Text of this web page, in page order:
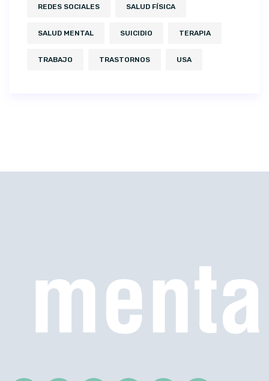
REDES SOCIALES SALUD FÍSICA
SALUD MENTAL SUICIDIO TERAPIA
TRABAJO TRASTORNOS USA